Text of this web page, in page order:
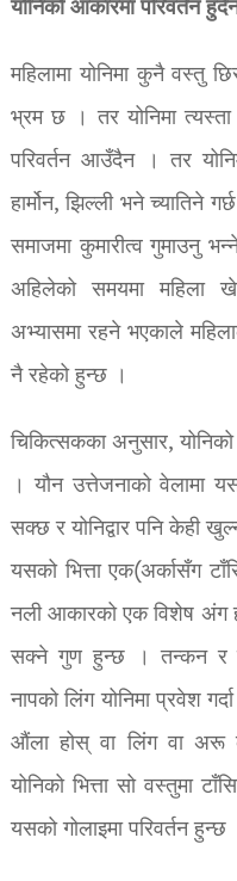
योनिको आकारमा परिवर्तन
महिलामा योनिमा कुनै वस्तु
भ्रम छ । तर योनिमा
परिवर्तन आउँदैन । तर
हार्मोन, झिल्ली भने च्यातिने
समाजमा कुमारीत्व गुमाउनु
अहिलेको समयमा महिला
अभ्यासमा रहने भएकाले
नै रहेको हुन्छ ।
चिकित्सकका अनुसार,
। यौन उत्तेजनाको वेलामा
सक्छ र योनिद्वार पनि केही
यसको भित्ता एक(अर्कासँग
नली आकारको एक विशेष अंग
सक्ने गुण हुन्छ । तन्कन र
नापको लिंग योनिमा प्रवेश
औंला होस् वा लिंग वा अरू
योनिको भित्ता सो वस्तुमा
यसको गोलाइमा परिवर्तन हुन्छ